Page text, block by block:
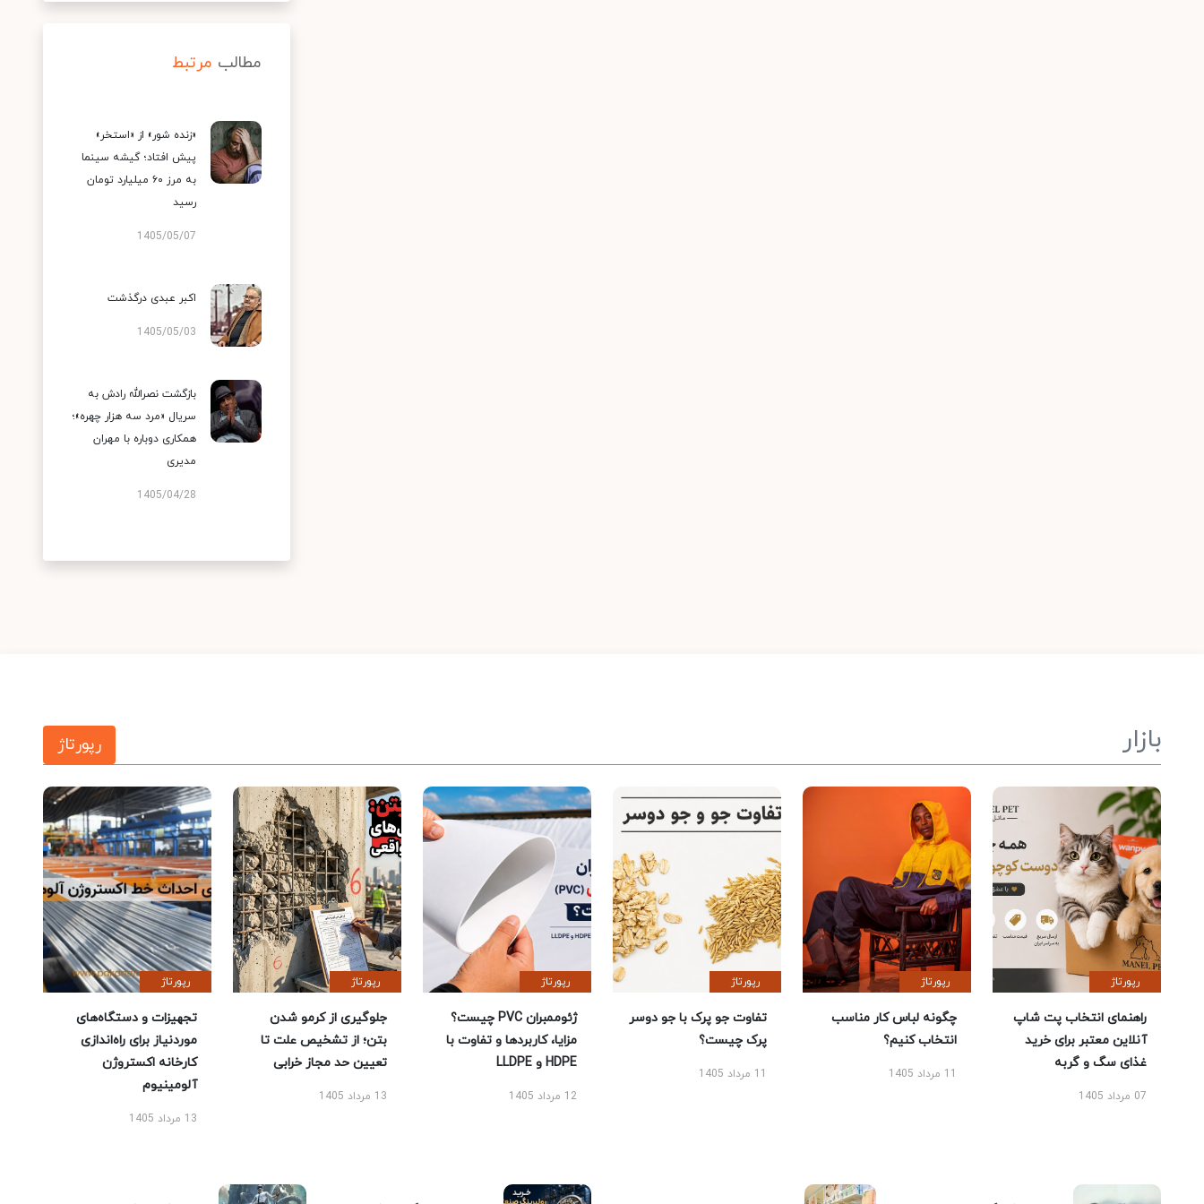
مطالب مرتبط
«زنده شور» از «استخر»
پیش افتاد؛ گیشه سینما
به مرز ۶۰ میلیارد تومان
رسید
1405/05/07
اکبر عبدی درگذشت
1405/05/03
بازگشت نصرالله رادش به
سریال «مرد سه هزار چهره»؛
همکاری دوباره با مهران
مدیری
1405/04/28
بازار رپورتاژ
رپورتاژ
راهنمای انتخاب پت شاپ
آنلاین معتبر برای خرید
غذای سگ و گربه
07 مرداد 1405
رپورتاژ
چگونه لباس کار مناسب
انتخاب کنیم؟
11 مرداد 1405
رپورتاژ
تفاوت جو پرک با جو دوسر
پرک چیست؟
11 مرداد 1405
رپورتاژ
ژئوممبران PVC چیست؟
مزایا، کاربردها و تفاوت با
HDPE و LLDPE
12 مرداد 1405
رپورتاژ
جلوگیری از کرمو شدن
بتن؛ از تشخیص علت تا
تعیین حد مجاز خرابی
13 مرداد 1405
رپورتاژ
تجهیزات و دستگاه‌های
موردنیاز برای راه‌اندازی
کارخانه اکستروژن
آلومینیوم
13 مرداد 1405